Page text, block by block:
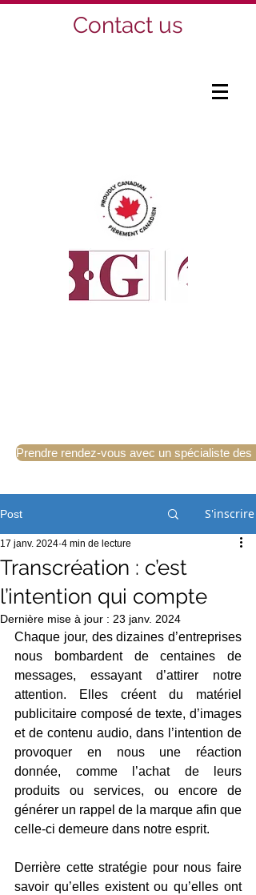
Contact us
Prendre rendez-vous avec un spécialiste des
Post S'inscrire
Transcréation : c’est
l’intention qui compte
17 janv. 2024 4 min de lecture
Dernière mise à jour : 23 janv. 2024
Chaque jour, des dizaines d’entreprises
nous bombardent de centaines de
messages, essayant d’attirer notre
attention. Elles créent du matériel
publicitaire composé de texte, d’images
et de contenu audio, dans l’intention de
provoquer en nous une réaction
donnée, comme l’achat de leurs
produits ou services, ou encore de
générer un rappel de la marque afin que
celle-ci demeure dans notre esprit.
Derrière cette stratégie pour nous faire
savoir qu’elles existent ou qu’elles ont